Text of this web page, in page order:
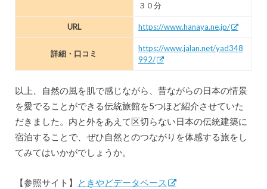
３０分
URL https://www.hanaya.ne.jp/
詳細・口コミ
https://www.jalan.net/yad348
992/
以上、自然の風を肌で感じながら、昔ながらの日本の情景
を愛でることができる伝統旅館を5つほど紹介させていた
だきました。内と外をあえて区切らない日本の伝統建築に
宿泊することで、ぜひ自然とのつながりを体感する旅をし
てみてはいかがでしょうか。
【参照サイト】
ときやどデータベース